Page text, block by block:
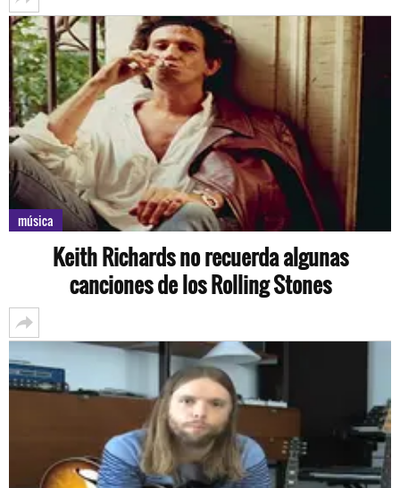
música
Keith Richards no recuerda algunas
canciones de los Rolling Stones